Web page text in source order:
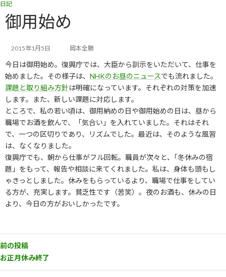
コ
ン
テ
ス
キ
ッ
ナ
ビ
ゲ
ン
に
移
日記
御用始め
2015年1月5日 岡本全勝
今日は御用始め。復興庁では、大臣から訓示をいただいて、仕事を
始めました。その様子は、 NHKのお昼のニュースでも流れました。
課題と取り組み方針は明確になっています。それぞれの対策を加速
します。また、新しい課題に対応します。
ところで、私の若い頃は、御用納めの日や御用始めの日は、昼から
職場でお酒を飲んで、「気合い」を入れていました。それはそれ
で、一つの区切りであり、リズムでした。最近は、そのような風習
は、なくなりました。
復興庁でも、朝から仕事がフル回転。職員が次々と、｢冬休みの宿
題」をもって、報告や相談に来てくれました。私は、身体も頭もし
ゃきっとしました。休みをもらっているより、職場で仕事をしてい
る方が、充実します。貧乏性です（苦笑）。夜のお酒も、休みの日
より、今日の方がおいしかったです。
前の投稿
お正月休み終了